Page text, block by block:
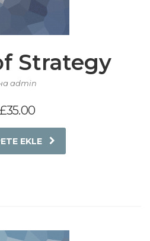
Strategy
admin
£35.00
EKLE